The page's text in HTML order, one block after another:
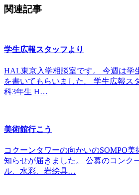
関連記事
学生広報スタッフより
HAL東京入学相談室です。 今週は学
を書いてもらいました。 学生広報
科3年生 H…
美術館行こう
コクーンタワーの向かいのSOMPO美
知らせが届きました。 公募のコンク
ル、水彩、岩絵具…